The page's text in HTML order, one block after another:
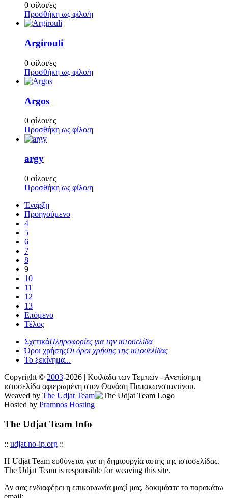
0 φίλοι/ες
Προσθήκη ως φίλο/η
Argirouli
0 φίλοι/ες
Προσθήκη ως φίλο/η
Argos
0 φίλοι/ες
Προσθήκη ως φίλο/η
argy
0 φίλοι/ες
Προσθήκη ως φίλο/η
Έναρξη
Προηγούμενο
4
5
6
7
8
9
10
11
12
13
Επόμενο
Τέλος
ΣχετικάΠληροφορίες για την ιστοσελίδα
Όροι χρήσηςΟι όροι χρήσης της ιστοσελίδας
Το ξεκίνημα...
Copyright © 2003-2026 | Κοιλάδα των Τεμπών - Ανεπίσημη
ιστοσελίδα αφιερωμένη στον Θανάση Παπακωνσταντίνου.
Weaved by The Udjat Team
Hosted by Pramnos Hosting
The Udjat Team Info
:: udjat.no-ip.org ::
Η Udjat Team ευθύνεται για τη δημιουργία αυτής της ιστοσελίδας.
The Udjat Team is responsible for weaving this site.
Αν σας ενδιαφέρει η επικοινωνία μαζί μας, δοκιμάστε το παρακάτω